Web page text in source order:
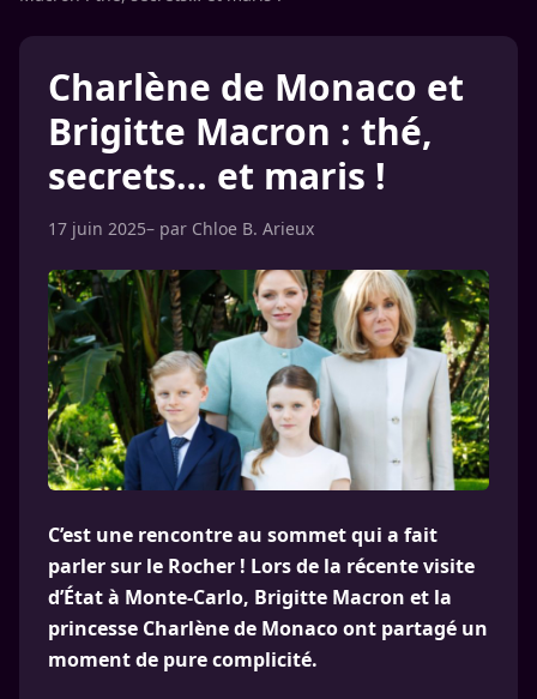
Charlène de Monaco et
Brigitte Macron : thé,
secrets… et maris !
17 juin 2025– par Chloe B. Arieux
C’est une rencontre au sommet qui a fait
parler sur le Rocher ! Lors de la récente visite
d’État à Monte-Carlo, Brigitte Macron et la
princesse Charlène de Monaco ont partagé un
moment de pure complicité.